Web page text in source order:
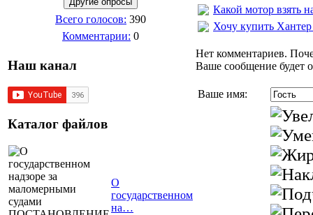
Всего голосов: 390
Комментарии: 0
Наш канал
Каталог файлов
О
государственном
на…
Какой мотор взять
Хочу купить
Нет комментариев.
Ваше сообщение будет
Ваше имя: